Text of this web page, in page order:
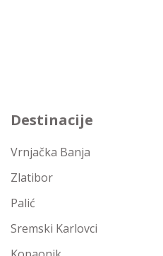
Destinacije
Vrnjačka Banja
Zlatibor
Palić
Sremski Karlovci